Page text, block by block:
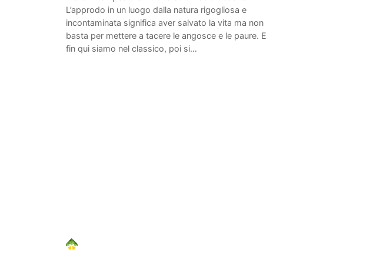
L’approdo in un luogo dalla natura rigogliosa e
incontaminata significa aver salvato la vita ma non
basta per mettere a tacere le angosce e le paure. E
fin qui siamo nel classico, poi si…